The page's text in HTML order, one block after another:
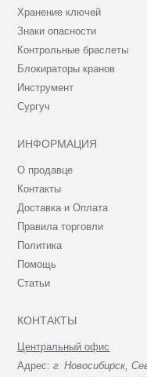
Хранение ключей
Знаки опасности
Контрольные браслеты
Блокираторы кранов
Инструмент
Сургуч
ИНФОРМАЦИЯ
О продавце
Контакты
Доставка и Оплата
Правила торговли
Политика
Помощь
Статьи
КОНТАКТЫ
Центральный офис
Адрес:г. Новосибирск,